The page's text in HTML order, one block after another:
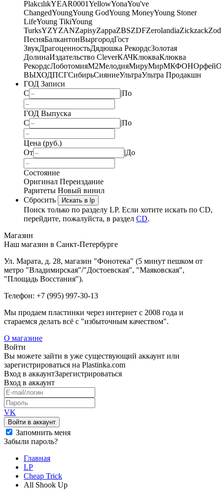
PlakcılıkYEAR0001YellowYonaYou've
ChangedYoungYoung GodYoung MoneyYoung Stoner
LifeYoung TikiYoung
TurksYZYZANZapisyZappaZBSZDFZerolandiaZickzack
ПесняБалкантонВыргородГост
ЗвукДрагоценностьДядюшка РекордсЗолотая
ДолинаИздательство CleverКАЧКлюкваКлюква
РекордсЛоботомияМ2МелодияМируМирМКФОНОрфей
ВЫХОДПСГСибирьСияниеУльтраУльтра Продакшн
ГОД Записи
С
|По
ГОД Выпуска
С
|По
Цена (руб.)
От
|До
Состояние
Оригинал Переиздание
Раритеты Новый винил
Сбросить
Искать в lp
Поиск только по разделу LP. Если хотите искать по CD,
перейдите, пожалуйста, в раздел CD.
Магазин
Наш магазин в Санкт-Петербурге
Ул. Марата, д. 28, магазин "Фонотека" (5 минут пешком от
метро "Владимирская"/"Достоевская", "Маяковская",
"Площадь Восстания").
Телефон: +7 (995) 997-30-13
Мы продаем пластинки через интернет c 2008 года и
стараемся делать всё с "избыточным качеством".
О магазине
Войти
Вы можете зайти в уже существующий аккаунт или
зарегистрироваться на Plastinka.com
Вход в аккаунтЗарегистрироваться
Вход в аккаунт
VK
Войти в аккаунт
Запомнить меня
Забыли пароль?
Главная
LP
Cheap Trick
All Shook Up